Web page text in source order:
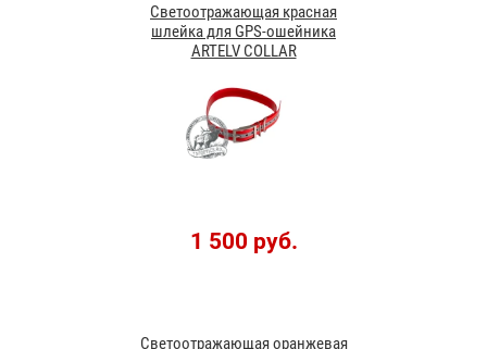
Светоотражающая красная
шлейка для GPS-ошейника
ARTELV COLLAR
1 500 руб.
Светоотражающая оранжевая